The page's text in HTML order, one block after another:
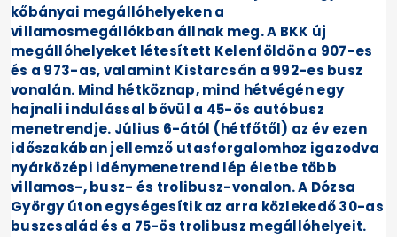
kőbányai megállóhelyeken a
villamosmegállókban állnak meg. A BKK új
megállóhelyeket létesített Kelenföldön a 907-es
és a 973-as, valamint Kistarcsán a 992-es busz
vonalán. Mind hétköznap, mind hétvégén egy
hajnali indulással bővül a 45-ös autóbusz
menetrendje. Július 6-ától (hétfőtől) az év ezen
időszakában jellemző utasforgalomhoz igazodva
nyárközépi idénymenetrend lép életbe több
villamos-, busz- és trolibusz-vonalon. A Dózsa
György úton egységesítik az arra közlekedő 30-as
buszcsalád és a 75-ös trolibusz megállóhelyeit.